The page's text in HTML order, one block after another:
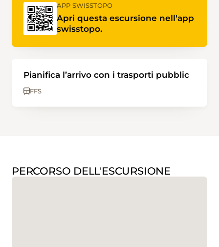
APP SWISSTOPO
Apri questa escursione nell'app
swisstopo.
Pianifica l’arrivo con i trasporti pubblic
FFS
PERCORSO DELL'ESCURSIONE